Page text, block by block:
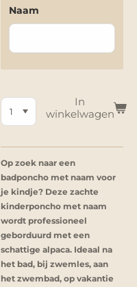
Naam
In
winkelwagen
Op zoek naar een
badponcho met naam voor
je kindje? Deze zachte
kinderponcho met naam
wordt professioneel
geborduurd met een
schattige alpaca. Ideaal na
het bad, bij zwemles, aan
het zwembad, op vakantie